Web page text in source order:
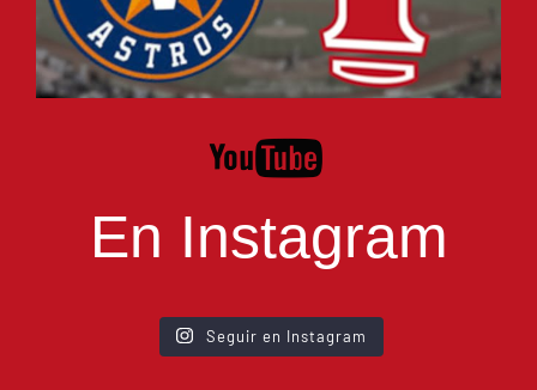
En Instagram
Seguir en Instagram